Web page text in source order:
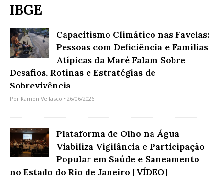
IBGE
Capacitismo Climático nas Favelas:
Pessoas com Deficiência e Famílias
Atípicas da Maré Falam Sobre
Desafios, Rotinas e Estratégias de
Sobrevivência
Por Ramon Vellasco • 26/06/2026
Plataforma de Olho na Água
Viabiliza Vigilância e Participação
Popular em Saúde e Saneamento
no Estado do Rio de Janeiro [VÍDEO]